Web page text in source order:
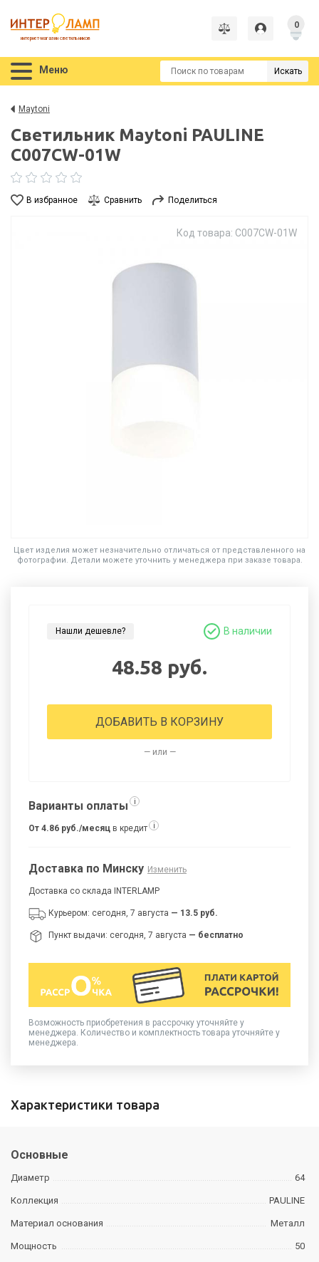
интернет-магазин светильников
0
Меню Искать
Maytoni
Светильник Maytoni PAULINE
C007CW-01W
В избранное Сравнить Поделиться
Код товара: C007CW-01W
Цвет изделия может незначительно отличаться от представленного на
фотографии. Детали можете уточнить у менеджера при заказе товара.
Нашли дешевле? В наличии
48.58 руб.
ДОБАВИТЬ В КОРЗИНУ
— или —
Варианты оплаты i
От 4.86 руб./месяц в кредит i
Доставка по Минску Изменить
Доставка со склада INTERLAMP
Курьером: сегодня, 7 августа — 13.5 руб.
Пункт выдачи: сегодня, 7 августа — бесплатно
Возможность приобретения в рассрочку уточняйте у
менеджера. Количество и комплектность товара уточняйте у
менеджера.
Характеристики товара
Основные
Диаметр 64
Коллекция PAULINE
Материал основания Металл
Мощность 50